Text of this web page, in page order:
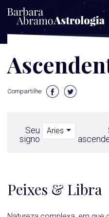
Compartilhe
Seu
signo
Peixes & Libra